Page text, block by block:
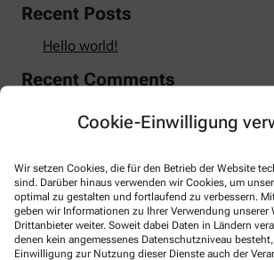
Cookie-Einwilligung
Wir setzen Cookies, die für den Betrieb der Website
sind. Darüber hinaus verwenden wir Cookies, um
optimal zu gestalten und fortlaufend zu verbessern.
geben wir Informationen zu Ihrer Verwendung unserer
Drittanbieter weiter. Soweit dabei Daten in Ländern
denen kein angemessenes Datenschutzniveau
Einwilligung zur Nutzung dieser Dienste auch der
Recent Posts
Hello world!
Recent Comments
A WordPress Commenter Hello
Kontakt
Taubertal-Apotheke